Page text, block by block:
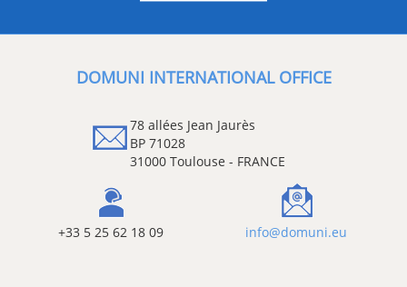
DOMUNI INTERNATIONAL OFFICE
78 allées Jean Jaurès
BP 71028
31000 Toulouse - FRANCE
+33 5 25 62 18 09 info@domuni.eu